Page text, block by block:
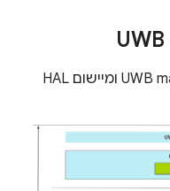
חבילת UWB מורכבת ממודול UWB mainline ומיישום HAL